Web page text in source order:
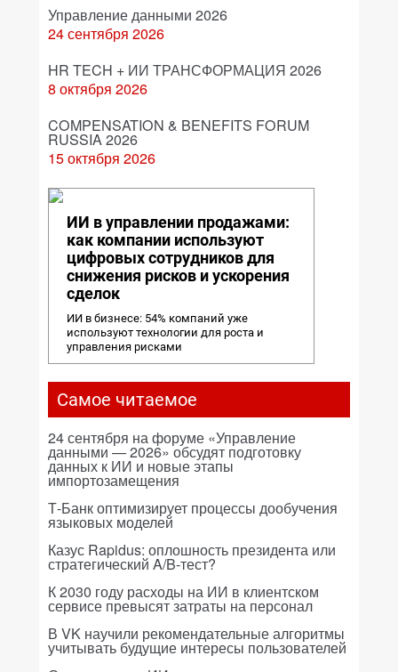
Управление данными 2026
24 сентября 2026
HR TECH + ИИ ТРАНСФОРМАЦИЯ 2026
8 октября 2026
COMPENSATION & BENEFITS FORUM
RUSSIA 2026
15 октября 2026
ИИ в управлении продажами:
как компании используют
цифровых сотрудников для
снижения рисков и ускорения
сделок
ИИ в бизнесе: 54% компаний уже
используют технологии для роста и
управления рисками
Самое читаемое
24 сентября на форуме «Управление
данными — 2026» обсудят подготовку
данных к ИИ и новые этапы
импортозамещения
Т-Банк оптимизирует процессы дообучения
языковых моделей
Казус Rapidus: оплошность президента или
стратегический A/B-тест?
К 2030 году расходы на ИИ в клиентском
сервисе превысят затраты на персонал
В VK научили рекомендательные алгоритмы
учитывать будущие интересы пользователей